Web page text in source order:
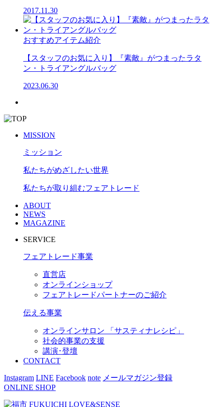
2017.11.30
おすすめアイテム紹介
【スタッフのお気に入り】『素敵』がつまったラタ
ン・トライアングルバッグ
2023.06.30
MISSION
ミッション
私たちがめざしたい世界
私たちが取り組むフェアトレード
ABOUT
NEWS
MAGAZINE
SERVICE
フェアトレード事業
直営店
オンラインショップ
フェアトレードパートナーのご紹介
伝える事業
オンラインサロン 「サスティナレシピ」
社会的事業の支援
講演･登壇
CONTACT
Instagram LINE Facebook note メールマガジン登録
ONLINE SHOP